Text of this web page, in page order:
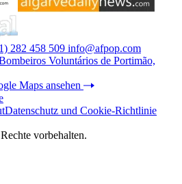
282 458 509 info@afpop.com
Voluntários de Portimão,
Maps ansehen
Datenschutz und Cookie-Richtlinie
vorbehalten.